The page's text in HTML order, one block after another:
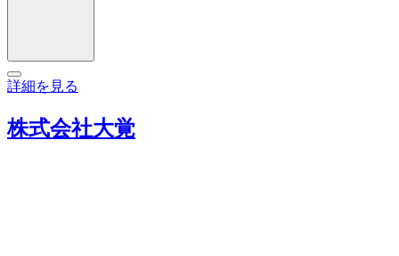
詳細を見る
株式会社大覚